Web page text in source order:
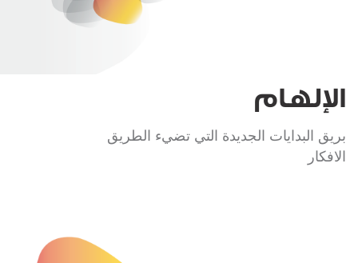
الإلهام
بريق البدايات الجديدة التي تضيء الطريق
الافكار